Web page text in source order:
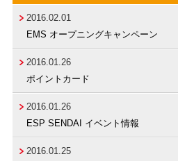
2016.02.01
EMS オープニングキャンペーン
2016.01.26
ポイントカード
2016.01.26
ESP SENDAI イベント情報
2016.01.25